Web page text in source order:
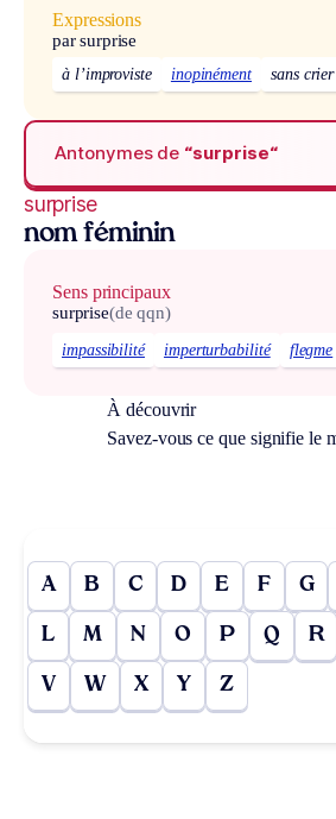
Expressions
par surprise
à l’improviste inopinément sans
Antonymes de “surprise“
surprise
nom féminin
Sens principaux
surprise(de qqn)
impassibilité imperturbabilité flegme
À découvrir
Savez-vous ce que signifie le
A B C D E F G
L M N O P Q R
V W X Y Z